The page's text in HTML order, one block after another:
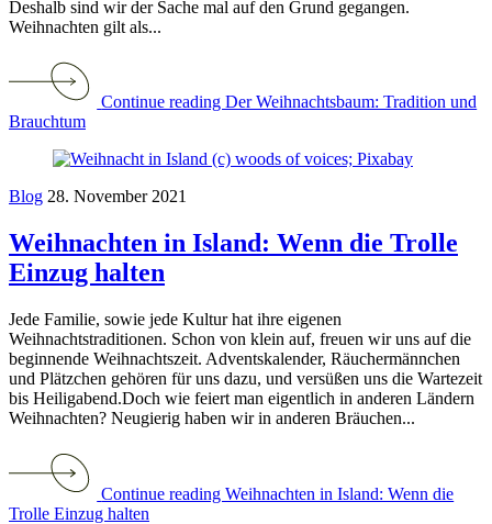
Deshalb sind wir der Sache mal auf den Grund gegangen.
Weihnachten gilt als...
Continue reading Der Weihnachtsbaum: Tradition und
Brauchtum
Blog 28. November 2021
Weihnachten in Island: Wenn die Trolle
Einzug halten
Jede Familie, sowie jede Kultur hat ihre eigenen
Weihnachtstraditionen. Schon von klein auf, freuen wir uns auf die
beginnende Weihnachtszeit. Adventskalender, Räuchermännchen
und Plätzchen gehören für uns dazu, und versüßen uns die Wartezeit
bis Heiligabend.Doch wie feiert man eigentlich in anderen Ländern
Weihnachten? Neugierig haben wir in anderen Bräuchen...
Continue reading Weihnachten in Island: Wenn die
Trolle Einzug halten